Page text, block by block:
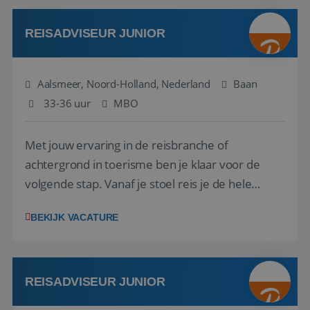
werken: of het nu gaat om vragen ...
REISADVISEUR JUNIOR
Aalsmeer, Noord-Holland, Nederland
Baan
33-36 uur
MBO
Met jouw ervaring in de reisbranche of
achtergrond in toerisme ben je klaar voor de
volgende stap. Vanaf je stoel reis je de hele
wensen van je team, je klant en wat er in de
klanten te overtuigen om die droomreis te
boeken! ...
BEKIJK VACATURE
REISADVISEUR JUNIOR